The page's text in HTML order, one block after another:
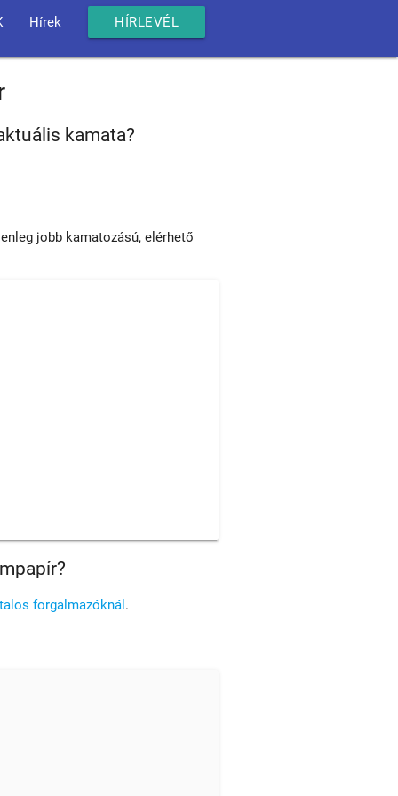
Hírek HÍRLEVÉL
kamata?
jobb kamatozású, elérhető
forgalmazóknál .